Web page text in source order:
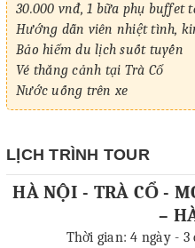
30.000 vnđ, 1 bữa phụ buffet
Hướng dẫn viên nhiệt tình,
Bảo hiểm du lịch suốt tuyến
Vé thắng cảnh tại Trà Cổ
Nước uống trên xe
Gala dinner: Âm thanh, sân
DỊCH VỤ KHÔNG BAO GỒM:
Thuế VAT (nếu quý khách
Các chi phí cá nhân khác
Các chương trình tham quan
LỊCH TRÌNH TOUR
HÀ NỘI - TRÀ CỔ -
–
Thời gian:4 ngày - 3